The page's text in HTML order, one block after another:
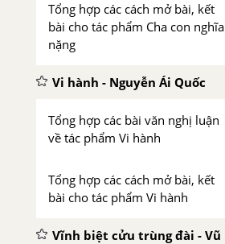
Tổng hợp các cách mở bài, kết
bài cho tác phẩm Cha con nghĩa
nặng
Vi hành - Nguyễn Ái Quốc
Tổng hợp các bài văn nghị luận
về tác phẩm Vi hành
Tổng hợp các cách mở bài, kết
bài cho tác phẩm Vi hành
Vĩnh biệt cửu trùng đài - Vũ